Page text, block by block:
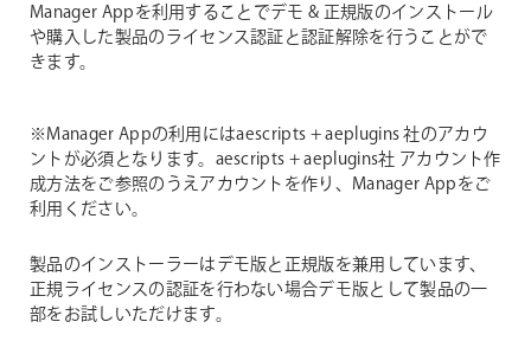
Manager Appを利用することでデモ & 正規版のインストール
や購入した製品のライセンス認証と認証解除を行うことがで
きます。
※Manager Appの利用にはaescripts + aeplugins 社のアカウ
ントが必須となります。aescripts + aeplugins社 アカウント作
成方法をご参照のうえアカウントを作り、Manager Appをご
利用ください。
製品のインストーラーはデモ版と正規版を兼用しています、
正規ライセンスの認証を行わない場合デモ版として製品の一
部をお試しいただけます。